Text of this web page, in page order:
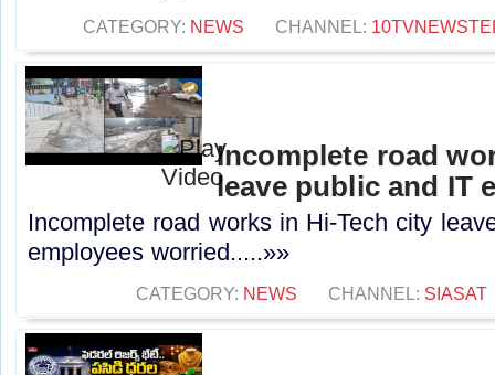
CATEGORY: NEWS CHANNEL:
Incomplete road
leave public and IT
Incomplete road works in Hi-Tech city
employees worried.....»»
CATEGORY: NEWS CHANNEL: SIASAT